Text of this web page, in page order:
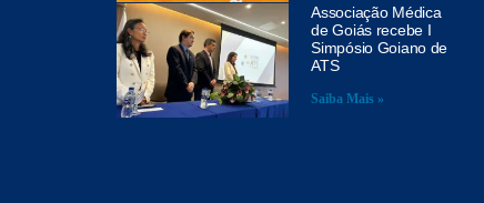
Associação Médica
de Goiás recebe I
Simpósio Goiano de
ATS
Saiba Mais »